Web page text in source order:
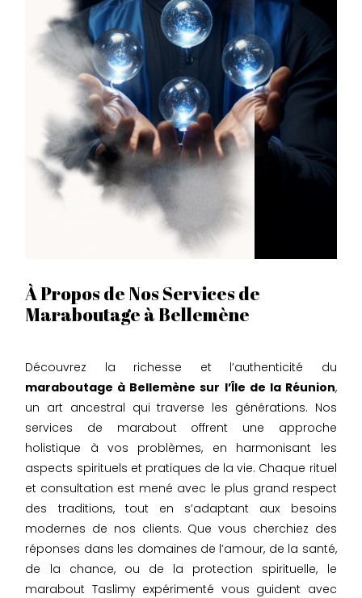
À Propos de Nos Services de
Maraboutage à Bellemène
Découvrez la richesse et l’authenticité du
maraboutage à Bellemène sur l’Île de la Réunion,
un art ancestral qui traverse les générations. Nos
services de marabout offrent une approche
holistique à vos problèmes, en harmonisant les
aspects spirituels et pratiques de la vie. Chaque rituel
et consultation est mené avec le plus grand respect
des traditions, tout en s’adaptant aux besoins
modernes de nos clients. Que vous cherchiez des
réponses dans les domaines de l’amour, de la santé,
de la chance, ou de la protection spirituelle, le
marabout Taslimy expérimenté vous guident avec